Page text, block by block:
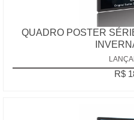
QUADRO POSTER
R$